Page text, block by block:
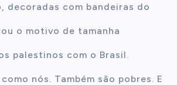
decoradas com bandeiras do
o motivo de tamanha
palestinos com o Brasil.
nós. Também são pobres. E